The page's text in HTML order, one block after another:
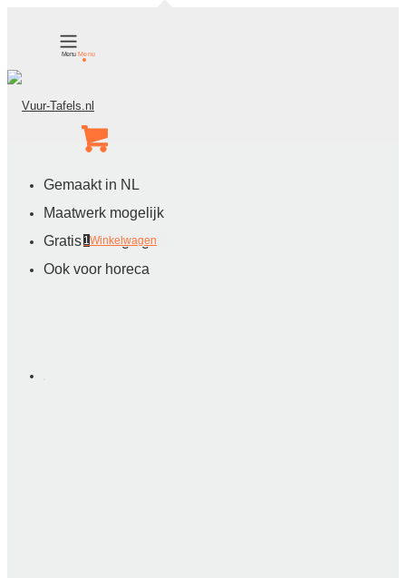
Menu
1Winkelwagen
Gemaakt in NL
Maatwerk mogelijk
Gratis bezorging
Ook voor horeca